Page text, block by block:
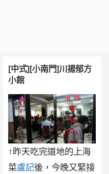
[中式][小南門]川揚郁方
小館
↑昨天吃完道地的上海
菜盧記後，今晚又緊接